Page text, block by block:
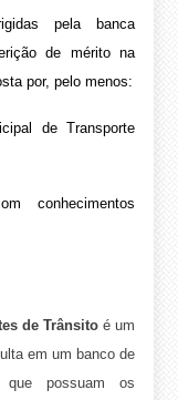
pela banca
de mérito na
por, pelo menos:
de Transporte
conhecimentos
de Trânsito é um
em um banco de
que possuam os